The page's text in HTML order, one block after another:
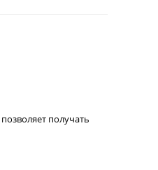
получать